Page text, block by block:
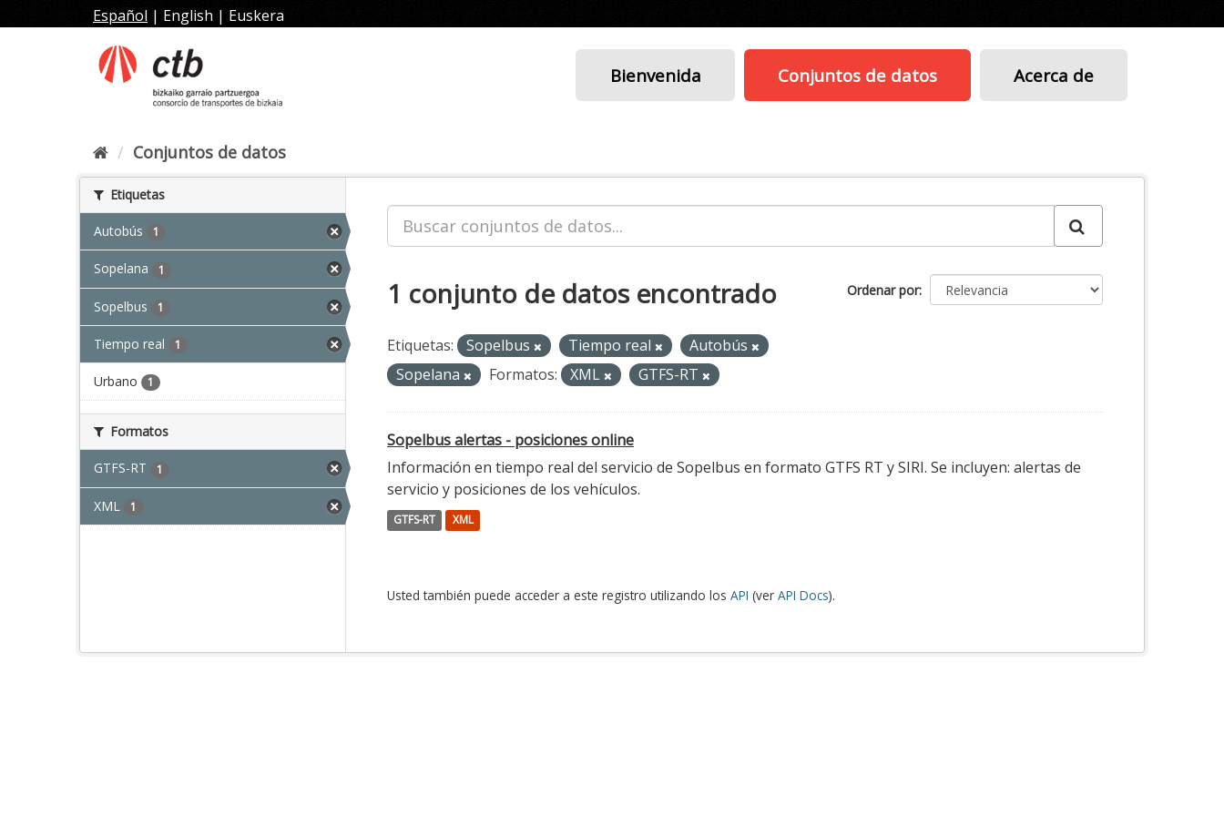
al
Español | English | Euskera
Bienvenida Conjuntos de datos Acerca de
Conjuntos de datos
Etiquetas
Autobús 1
Sopelana 1
Sopelbus 1
Tiempo real 1
Urbano 1
Formatos
GTFS-RT 1
XML 1
Ordenar por
1 conjunto de datos encontrado
Etiquetas: Sopelbus Tiempo real
Autobús
Sopelana
Formatos: XML GTFS-RT
Sopelbus alertas - posiciones online
Información en tiempo real del servicio de Sopelbus en formato GTFS RT y SIRI. Se incluyen: alertas de
servicio y posiciones de los vehículos.
GTFS-RT XML
Usted también puede acceder a este registro utilizando los API (ver API Docs).